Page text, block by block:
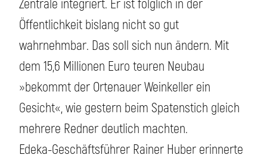
Zentrale integriert. Er ist folglich in der
Öffentlichkeit bislang nicht so gut
wahrnehmbar. Das soll sich nun ändern. Mit
dem 15,6 Millionen Euro teuren Neubau
»bekommt der Ortenauer Weinkeller ein
Gesicht«, wie gestern beim Spatenstich gleich
mehrere Redner deutlich machten.
Edeka-Geschäftsführer Rainer Huber erinnerte